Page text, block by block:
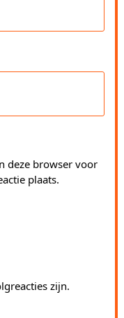
deze browser voor
plaats.
zijn.